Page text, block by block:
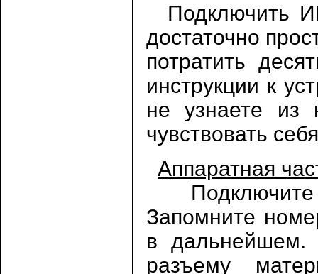
Подключить
достаточно
потратить
инструкции к
не узнаете из
чувствовать
Аппаратная
Подключите
Запомните
в дальнейшем.
разъему